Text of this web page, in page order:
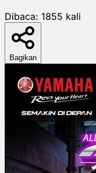
Dibaca: 1855 kali
Bagikan